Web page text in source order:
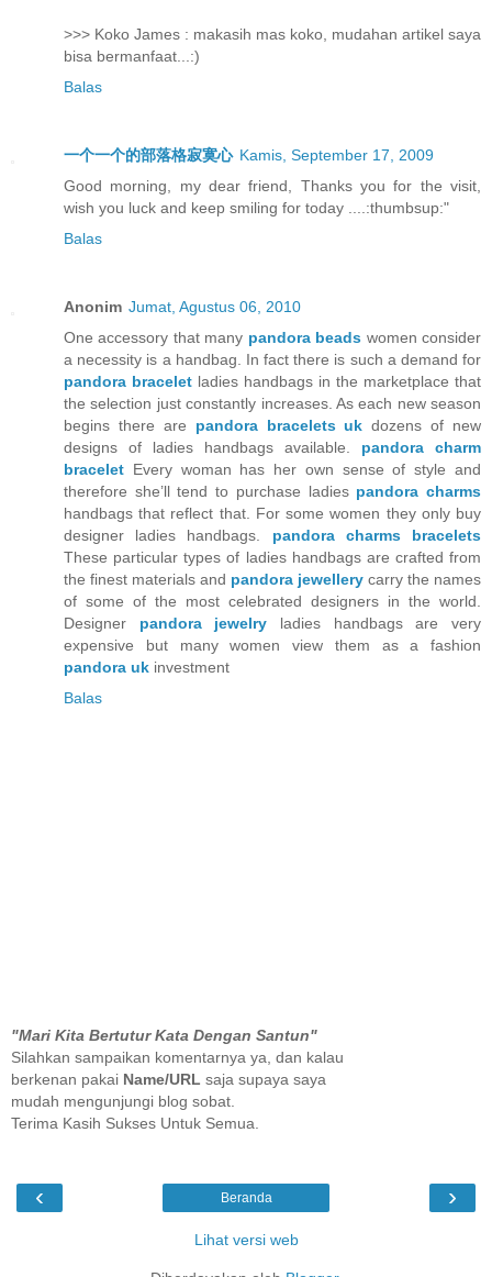
>>> Koko James : makasih mas koko, mudahan artikel saya
bisa bermanfaat...:)
Balas
一个一个的部落格寂寞心 Kamis, September 17, 2009
Good morning, my dear friend, Thanks you for the visit,
wish you luck and keep smiling for today ....:thumbsup:"
Balas
Anonim Jumat, Agustus 06, 2010
One accessory that many pandora beads women consider
a necessity is a handbag. In fact there is such a demand for
pandora bracelet ladies handbags in the marketplace that
the selection just constantly increases. As each new season
begins there are pandora bracelets uk dozens of new
designs of ladies handbags available. pandora charm
bracelet Every woman has her own sense of style and
therefore she’ll tend to purchase ladies pandora charms
handbags that reflect that. For some women they only buy
designer ladies handbags. pandora charms bracelets
These particular types of ladies handbags are crafted from
the finest materials and pandora jewellery carry the names
of some of the most celebrated designers in the world.
Designer pandora jewelry ladies handbags are very
expensive but many women view them as a fashion
pandora uk investment
Balas
"Mari Kita Bertutur Kata Dengan Santun"
Silahkan sampaikan komentarnya ya, dan kalau
berkenan pakai Name/URL saja supaya saya
mudah mengunjungi blog sobat.
Terima Kasih Sukses Untuk Semua.
‹ ›
Beranda
Lihat versi web